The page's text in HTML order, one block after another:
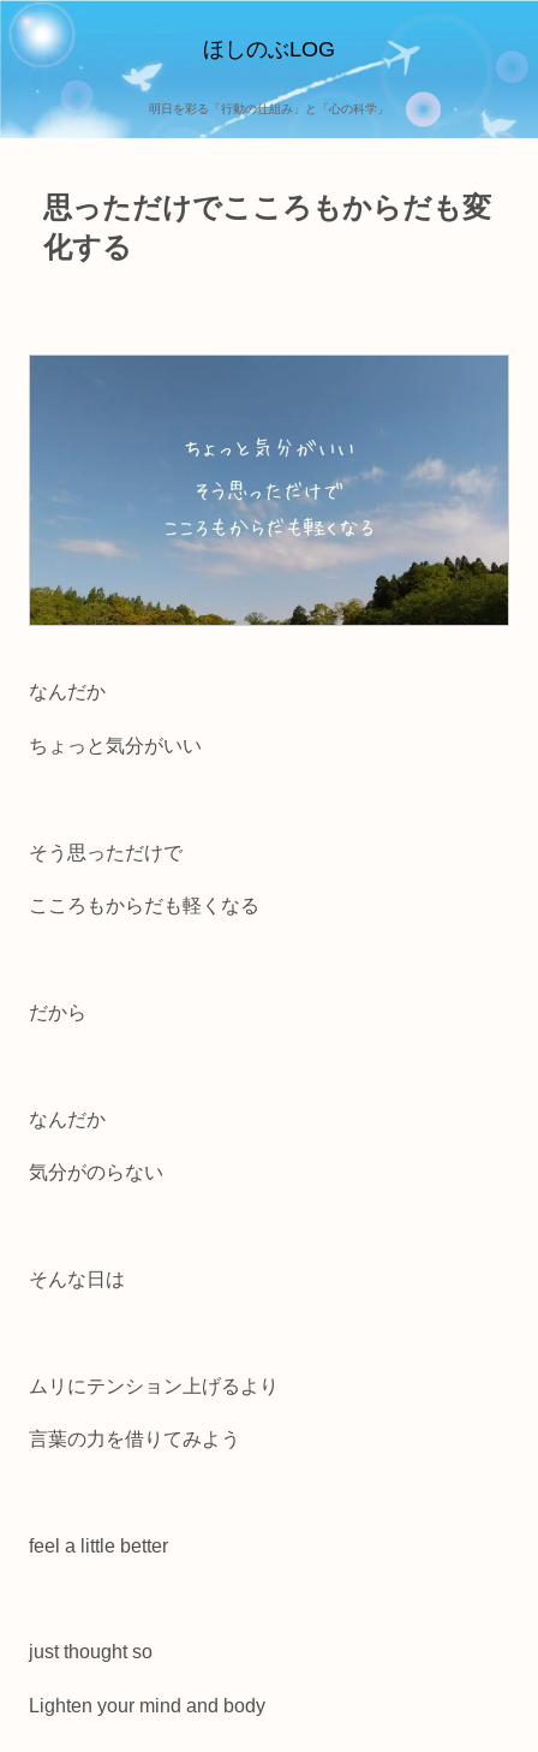
ほしのぶLOG
明日を彩る「行動の仕組み」と「心の科学」
思っただけでこころもからだも変
化する
なんだか
ちょっと気分がいい
そう思っただけで
こころもからだも軽くなる
だから
なんだか
気分がのらない
そんな日は
ムリにテンション上げるより
言葉の力を借りてみよう
feel a little better
just thought so
Lighten your mind and body